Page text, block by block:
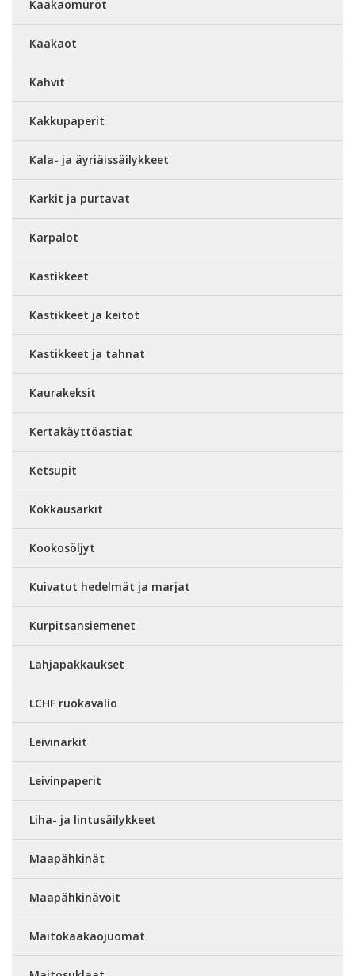
Kaakaomurot
Kaakaot
Kahvit
Kakkupaperit
Kala- ja äyriäissäilykkeet
Karkit ja purtavat
Karpalot
Kastikkeet
Kastikkeet ja keitot
Kastikkeet ja tahnat
Kaurakeksit
Kertakäyttöastiat
Ketsupit
Kokkausarkit
Kookosöljyt
Kuivatut hedelmät ja marjat
Kurpitsansiemenet
Lahjapakkaukset
LCHF ruokavalio
Leivinarkit
Leivinpaperit
Liha- ja lintusäilykkeet
Maapähkinät
Maapähkinävoit
Maitokaakaojuomat